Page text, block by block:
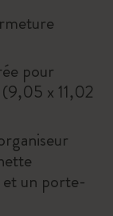
pour
x 11,02
un porte-